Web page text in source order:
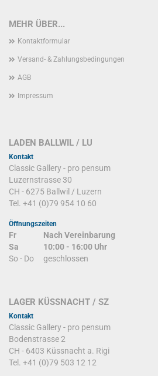
MEHR ÜBER...
Kontaktformular
Versand- & Zahlungsbedingungen
AGB
Impressum
LADEN BALLWIL / LU
Kontakt
Classic Gallery - pro pensum
Luzernstrasse 30
CH - 6275 Ballwil / Luzern
Tel. +41 (0)79 954 10 60
Öffnungszeiten
Fr
Nach Vereinbarung
Sa
10:00 - 16:00 Uhr
So - Do
geschlossen
LAGER KÜSSNACHT / SZ
Kontakt
Classic Gallery - pro pensum
Bodenstrasse 2
CH - 6403 Küssnacht a. Rigi
Tel. +41 (0)79 503 12 12